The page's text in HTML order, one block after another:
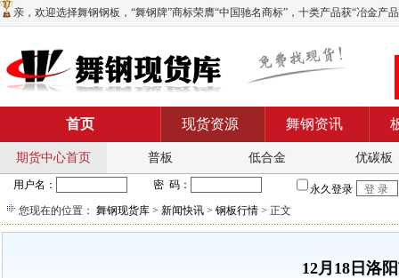
亲，欢迎选择舞钢钢板，“舞钢牌”商标荣膺“中国驰名商标”，十类产品获“冶金产
首页 现货资源 舞钢资讯
期货中心首页 普板 低合金 优碳板
您现在的位置： 舞钢现货库 > 新闻快讯 > 钢板行情 > 正文
12月18日洛